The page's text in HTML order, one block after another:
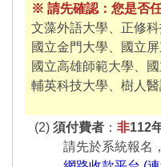
※ 請先確認：您是否
文藻外語大學、正修
國立金門大學、國立
國立高雄師範大學、
輔英科技大學、樹人
(2) 須付費者： 非112
請先於系統報名，